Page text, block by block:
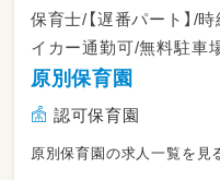
保育士/【遅番パート】/
イカー通勤可/無料駐車
原別保育園
認可保育園
原別保育園の求人一覧を見